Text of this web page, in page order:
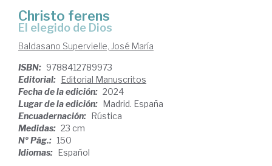
Christo ferens
El elegido de Dios
Baldasano Supervielle, José María
ISBN: 9788412789973
Editorial: Editorial Manuscritos
Fecha de la edición: 2024
Lugar de la edición: Madrid. España
Encuadernación: Rústica
Medidas: 23 cm
Nº Pág.: 150
Idiomas: Español